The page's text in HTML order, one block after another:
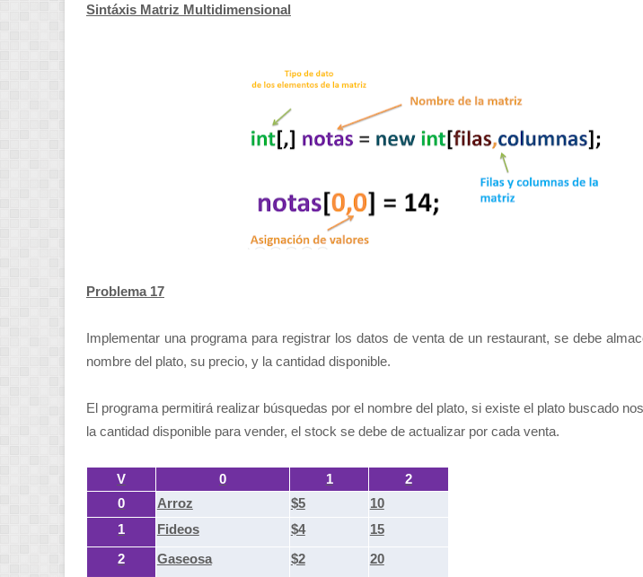
Sintáxis Matriz Multidimensional
Problema 17
Implementar una programa para registrar los datos de venta de un restaurant, se debe
nombre del plato, su precio, y la cantidad disponible.
El programa permitirá realizar búsquedas por el nombre del plato, si existe el plato buscado
la cantidad disponible para vender, el stock se debe de actualizar por cada venta.
V 0 1
2
0
Arroz $5
10
1
Fideos $4
15
2
Gaseosa $2
20